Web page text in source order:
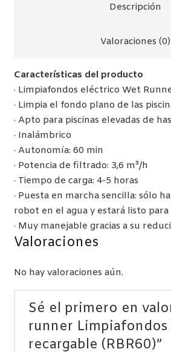
Descripción
Valoraciones (0)
Características del producto
· Limpiafondos eléctrico Wet
· Limpia el fondo plano de las
· Apto para piscinas elevadas de
· Inalámbrico
· Autonomía: 60 min
· Potencia de filtrado: 3,6 m³/h
· Tiempo de carga: 4-5 horas
· Puesta en marcha sencilla: sólo
robot en el agua y estará listo
· Muy manejable gracias a su
Valoraciones
No hay valoraciones aún.
Sé el primero en
runner Limpiafondos
recargable (RBR60)”